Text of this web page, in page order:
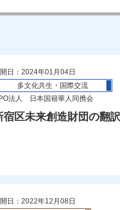
日：2024年01月04日
多文化共生・国際交流
法人 日本国籍華人同携会
宿区未来創造財団の翻
日：2022年12月08日